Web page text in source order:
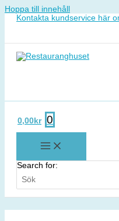
Hoppa till innehåll
Kontakta kundservice här
0,00 kr 0
Search for: